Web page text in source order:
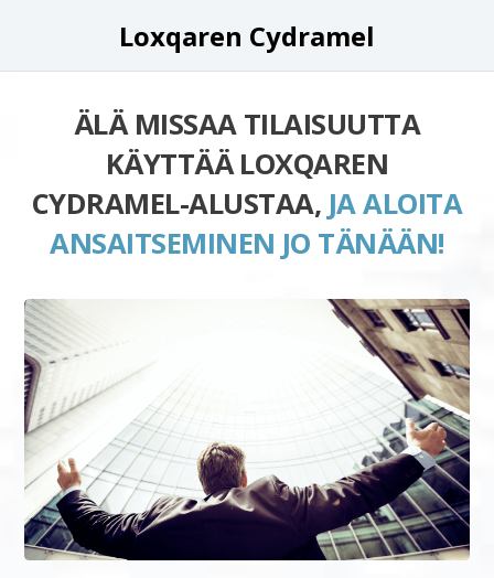
Loxqaren Cydramel
ÄLÄ MISSAA TILAISUUTTA
KÄYTTÄÄ LOXQAREN
CYDRAMEL-ALUSTAA, JA ALOITA
ANSAITSEMINEN JO TÄNÄÄN!